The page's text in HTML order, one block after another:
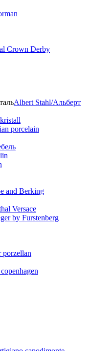
Crown Derby
Albert Stahl/Альбеpт
porcelain
and Berking
Versace
by Furstenberg
porzellan